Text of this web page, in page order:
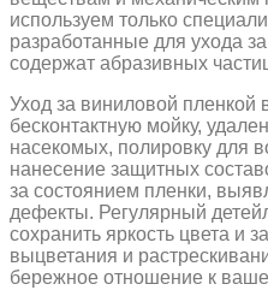
используем только
разработанные для ухода
содержат абразивных
Уход за виниловой пленкой
бесконтактную мойку,
насекомых, полировку для
нанесение защитных
за состоянием пленки,
дефекты. Регулярный
сохранить яркость цвета и
выцветания и
бережное отношение к